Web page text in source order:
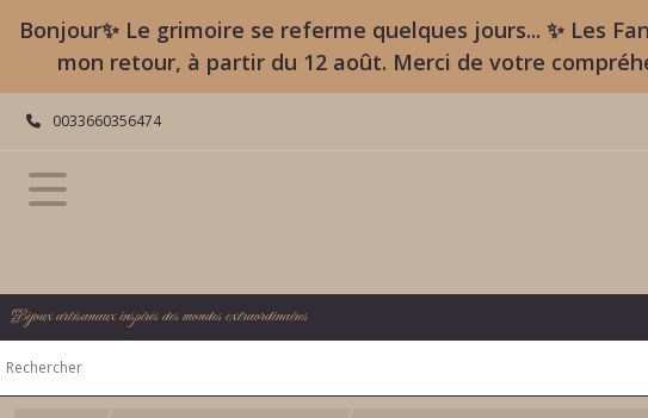
Bonjour✨ Le grimoire se referme quelques jours... ✨ Les
mon retour, à partir du 12 août. Merci de votre
0033660356474
Bijoux artisanaux inspirés des mondes extraordinaires